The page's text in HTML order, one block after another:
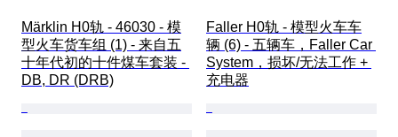
Märklin H0轨 - 46030 - 模
型火车货车组 (1) - 来自五
十年代初的十件煤车套装 -
DB, DR (DRB)
Faller H0轨 - 模型火车车
辆 (6) - 五辆车，Faller Car
System，损坏/无法工作 +
充电器